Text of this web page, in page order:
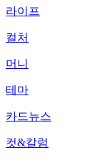
라이프
컬처
머니
테마
카드뉴스
컷&칼럼